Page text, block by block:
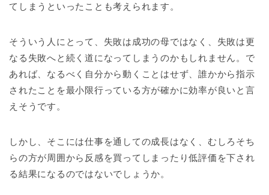
てしまうといったことも考えられます。
そういう人にとって、失敗は成功の母ではなく、失敗は更
なる失敗へと続く道になってしまうのかもしれません。で
あれば、なるべく自分から動くことはせず、誰かから指示
されたことを最小限行っている方が確かに効率が良いと言
えそうです。
しかし、そこには仕事を通しての成長はなく、むしろそち
らの方が周囲から反感を買ってしまったり低評価を下され
る結果になるのではないでしょうか。